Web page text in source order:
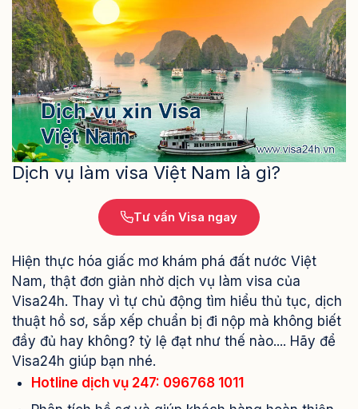
Dịch vụ làm visa Việt Nam là gì?
Tư vấn Visa ngay
Hiện thực hóa giấc mơ khám phá đất nước Việt
Nam, thật đơn giản nhờ dịch vụ làm visa của
Visa24h. Thay vì tự chủ động tìm hiểu thủ tục, dịch
thuật hồ sơ, sắp xếp chuẩn bị đi nộp mà không biết
đầy đủ hay không? tỷ lệ đạt như thế nào.... Hãy để
Visa24h giúp bạn nhé.
Hotline dịch vụ 247: 096768 1011